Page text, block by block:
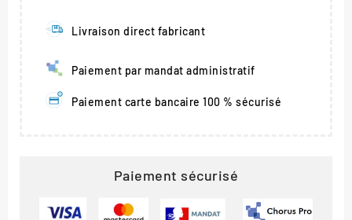
Livraison direct fabricant
Paiement par mandat administratif
Paiement carte bancaire 100 % sécurisé
Paiement sécurisé